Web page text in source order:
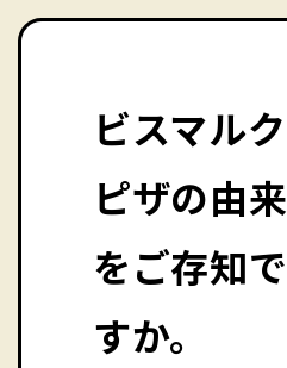
ビスマルク
ピザの由来
をご存知で
すか。